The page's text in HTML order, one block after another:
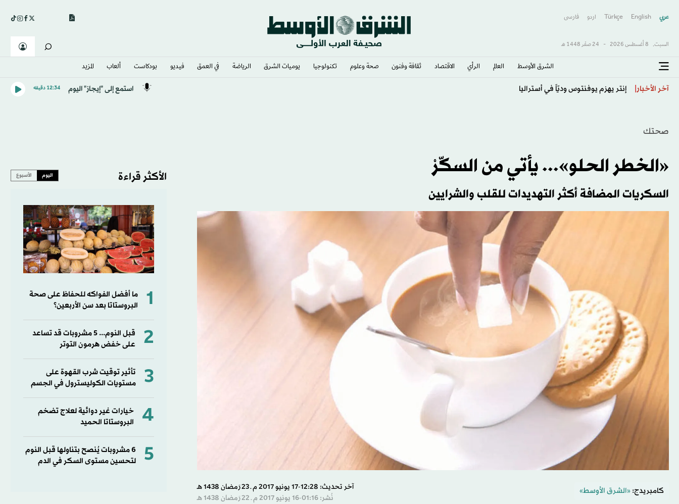
عربي English
Türkçe اردو فارسى
السبت, 8 أغسطس 2026 - 24 صفَر 1448 هـ
الشرق الأوسط​ العالم الرأي الاقتصاد ثقافة وفنون صحة وعلوم تكنولوجيا يوميات الشرق​ الرياضة في العمق فيديو بودكاست ألعاب المزيد
آخر الأخبار قوات أوروبية مطعّمة «إسلامياً» الأوفر حظاً لمرحلة ما بعد «يونيفيل» استمع إلى "إيجاز" اليوم 12:34 دقيقه
صحتك
«الخطر الحلو»... يأتي من السكّرْ
السكريات المضافة أكثر التهديدات للقلب والشرايين
كامبريدج: «الشرق الأوسط»
آخر تحديث: 12:28-17 يونيو 2017 م ـ 23 رَمضان 1438 هـ
نُشر: 01:16-16 يونيو 2017 م ـ 22 رَمضان 1438 هـ
الأكثر قراءة اليوم الأسبوع
1
ما أفضل الفواكه للحفاظ على صحة
البروستاتا بعد سن الأربعين؟
2
قبل النوم... 5 مشروبات قد تساعد
على خفض هرمون التوتر
3
تأثير توقيت شرب القهوة على
مستويات الكوليسترول في الجسم
4
خيارات غير دوائية لعلاج تضخم
البروستاتا الحميد
5
6 مشروبات يُنصح بتناولها قبل النوم
لتحسين مستوى السكر في الدم